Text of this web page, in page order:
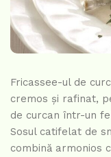
Fricassee-ul de
cremos și rafinat,
de curcan într-un
Sosul catifelat de
combină armonios